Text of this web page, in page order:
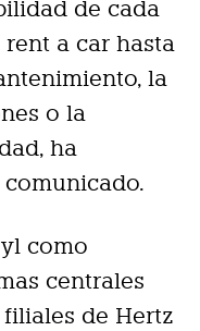
de cada
a car hasta
la
o la
ha
como
centrales
de Hertz